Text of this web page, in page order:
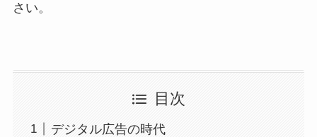
さい。
目次
デジタル広告の時代